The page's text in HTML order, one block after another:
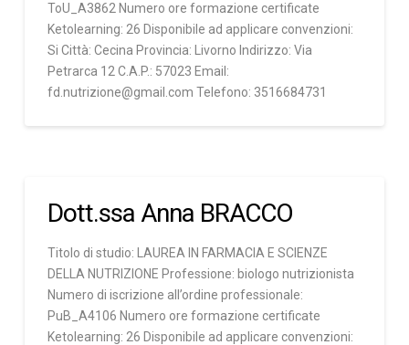
ToU_A3862 Numero ore formazione certificate
Ketolearning: 26 Disponibile ad applicare convenzioni:
Si Città: Cecina Provincia: Livorno Indirizzo: Via
Petrarca 12 C.A.P.: 57023 Email:
fd.nutrizione@gmail.com Telefono: 3516684731
Dott.ssa Anna BRACCO
Titolo di studio: LAUREA IN FARMACIA E SCIENZE
DELLA NUTRIZIONE Professione: biologo nutrizionista
Numero di iscrizione all’ordine professionale:
PuB_A4106 Numero ore formazione certificate
Ketolearning: 26 Disponibile ad applicare convenzioni: